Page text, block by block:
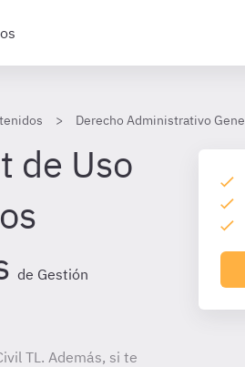
Derecho Administrativo
de Uso
de Gestión
TL. Además, si te